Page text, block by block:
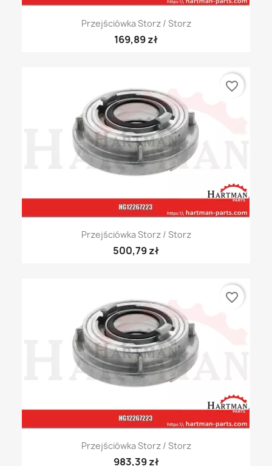
Przejściówka Storz / Storz
169,89 zł
Przejściówka Storz / Storz
500,79 zł
favorite_border
Przejściówka Storz / Storz
983,39 zł
favorite_border